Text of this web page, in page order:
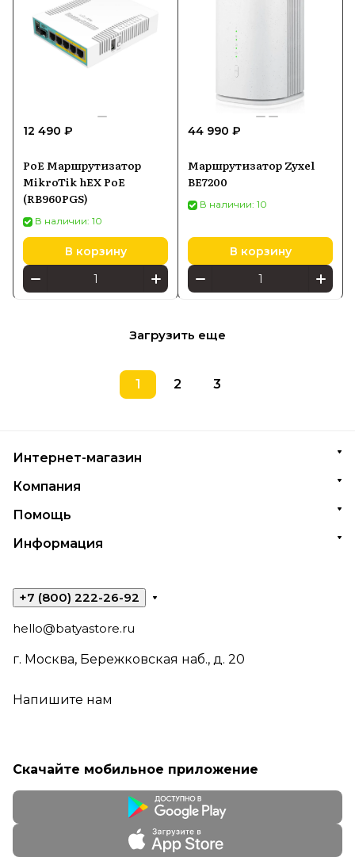
12 490 ₽
PoE Маршрутизатор
MikroTik hEX PoE
(RB960PGS)
В наличии: 10
В корзину
44 990 ₽
Маршрутизатор Zyxel
BE7200
В наличии: 10
В корзину
Загрузить еще
1 2 3
Интернет-магазин
Компания
Помощь
Информация
+7 (800) 222-26-92
hello@batyastore.ru
г. Москва, Бережковская наб., д. 20
Напишите нам
Скачайте мобильное приложение